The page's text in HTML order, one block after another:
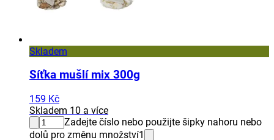
Skladem
Síťka mušlí mix 300g
159 Kč
Skladem 10 a více
Zadejte číslo nebo použijte šipky nahoru nebo
dolů pro změnu množství1